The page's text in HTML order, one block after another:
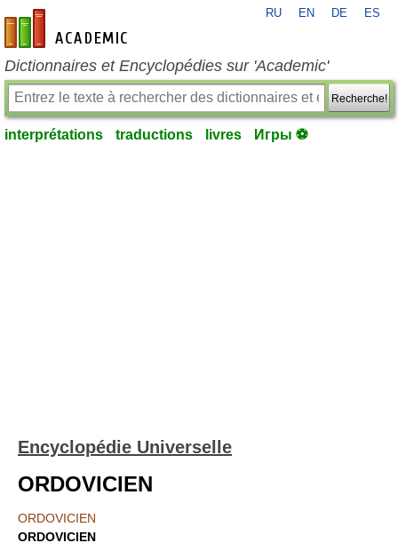
fr-academic.com
RU EN DE ES
Dictionnaires et Encyclopédies sur 'Academic'
Recherche!
interprétations traductions livres Игры ⚽
Encyclopédie Universelle
ORDOVICIEN
ORDOVICIEN
ORDOVICIEN